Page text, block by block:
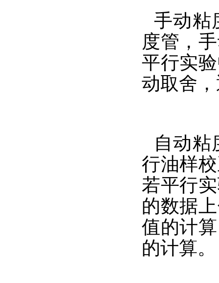
手动粘
度管，
平行实
动取舍
自动
行油样
若平行
的数据
值的计
的计算。